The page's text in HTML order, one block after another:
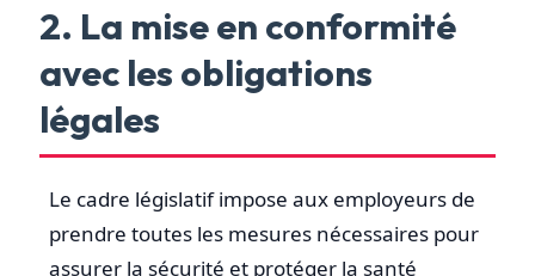
2. La mise en conformité
avec les obligations
légales
Le cadre législatif impose aux employeurs de
prendre toutes les mesures nécessaires pour
assurer la sécurité et protéger la santé